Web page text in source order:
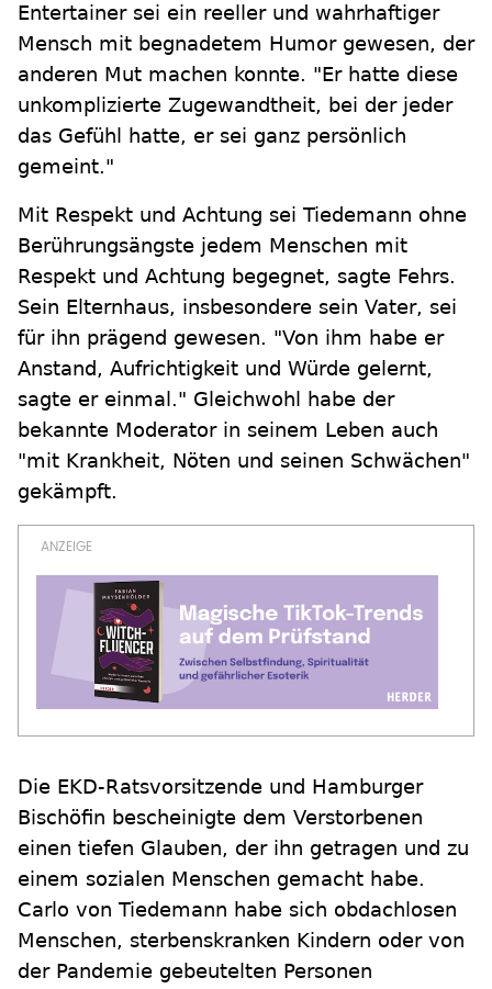
Entertainer sei ein reeller und wahrhaftiger
Mensch mit begnadetem Humor gewesen, der
anderen Mut machen konnte. "Er hatte diese
unkomplizierte Zugewandtheit, bei der jeder
das Gefühl hatte, er sei ganz persönlich
gemeint."
Mit Respekt und Achtung sei Tiedemann ohne
Berührungsängste jedem Menschen mit
Respekt und Achtung begegnet, sagte Fehrs.
Sein Elternhaus, insbesondere sein Vater, sei
für ihn prägend gewesen. "Von ihm habe er
Anstand, Aufrichtigkeit und Würde gelernt,
sagte er einmal." Gleichwohl habe der
bekannte Moderator in seinem Leben auch
"mit Krankheit, Nöten und seinen Schwächen"
gekämpft.
Die EKD-Ratsvorsitzende und Hamburger
Bischöfin bescheinigte dem Verstorbenen
einen tiefen Glauben, der ihn getragen und zu
einem sozialen Menschen gemacht habe.
Carlo von Tiedemann habe sich obdachlosen
Menschen, sterbenskranken Kindern oder von
der Pandemie gebeutelten Personen